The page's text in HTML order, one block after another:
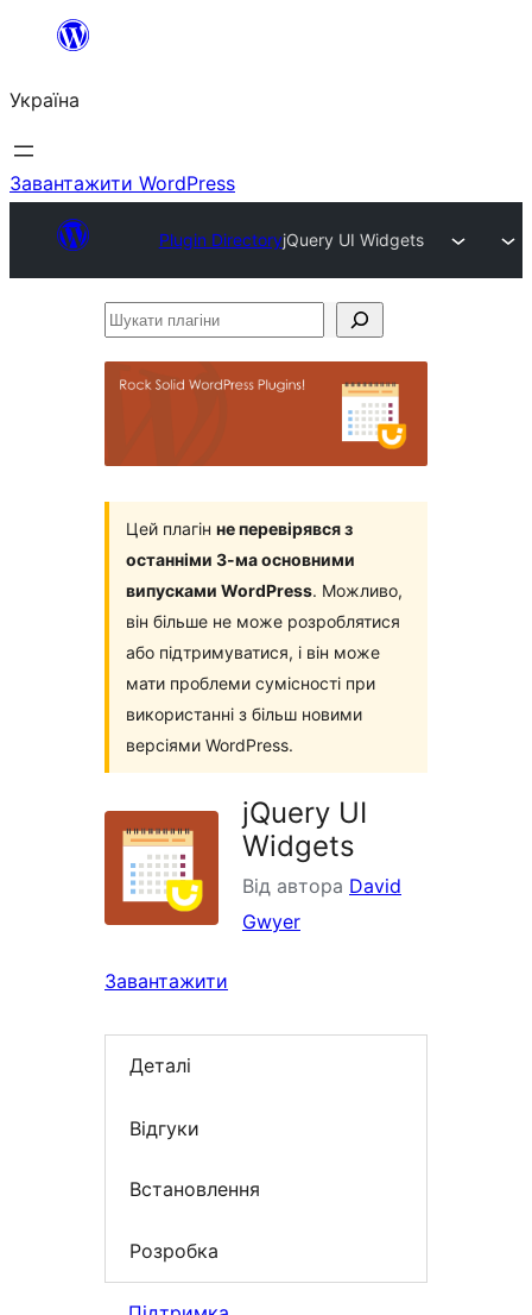
Перейти
вмісту
Україна
Завантажити WordPress
Plugin DirectoryjQuery UI Widgets
Шукати
Цей плагін не перевірявся з
останніми 3-ма основними
випусками WordPress. Можливо,
він більше не може розроблятися
або підтримуватися, і він може
мати проблеми сумісності при
використанні з більш новими
версіями WordPress.
jQuery UI
Widgets
Від автора David
Gwyer
Завантажити
Деталі
Відгуки
Встановлення
Розробка